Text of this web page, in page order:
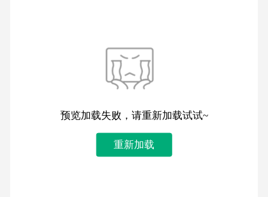
预览加载失败，请重新加载试试~
重新加载